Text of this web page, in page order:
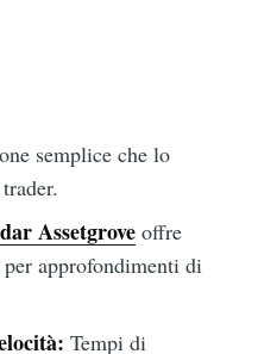
semplice che lo
Assetgroveoffre
approfondimenti di
Tempi di